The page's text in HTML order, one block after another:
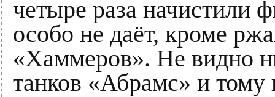
четыре раза начистили
особо не даёт, кроме
«Хаммеров». Не видно
танков «Абрамс» и тому